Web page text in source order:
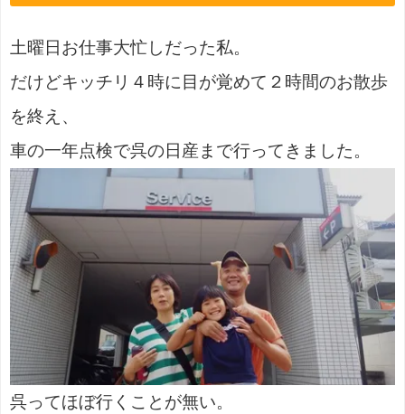
土曜日お仕事大忙しだった私。
だけどキッチリ４時に目が覚めて２時間のお散歩
を終え、
車の一年点検で呉の日産まで行ってきました。
呉ってほぼ行くことが無い。